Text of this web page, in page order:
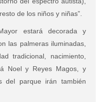
de los niños y niñas”.
estará decorada y
las palmeras iluminadas,
tradicional, nacimiento,
Noel y Reyes Magos, y
del parque irán también